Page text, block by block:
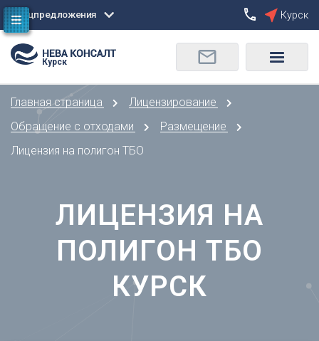
Сбросить
Москва
Санкт-Петербург
Астрахань
Барнаул
Белгород
Брянск
О
Орел
Оренбург
Р
Рязань
С
Самара
Спецпредложения Курск
Курск
Главная страница
Лицензирование
Обращение с отходами
Размещение
Лицензия на полигон ТБО
ЛИЦЕНЗИЯ НА
ПОЛИГОН ТБО
КУРСК